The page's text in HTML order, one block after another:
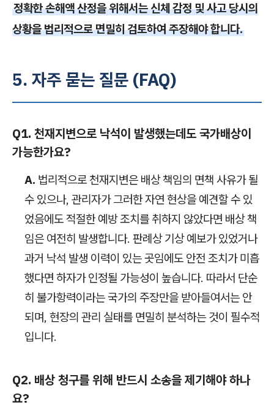
정확한 손해액 산정을 위해서는 신체 감정 및 사고 당시의
상황을 법리적으로 면밀히 검토하여 주장해야 합니다.
5. 자주 묻는 질문 (FAQ)
Q1. 천재지변으로 낙석이 발생했는데도 국가배상이
가능한가요?
A. 법리적으로 천재지변은 배상 책임의 면책 사유가 될
수 있으나, 관리자가 그러한 자연 현상을 예견할 수 있
었음에도 적절한 예방 조치를 취하지 않았다면 배상 책
임은 여전히 발생합니다. 판례상 기상 예보가 있었거나
과거 낙석 발생 이력이 있는 곳임에도 안전 조치가 미흡
했다면 하자가 인정될 가능성이 높습니다. 따라서 단순
히 불가항력이라는 국가의 주장만을 받아들여서는 안
되며, 현장의 관리 실태를 면밀히 분석하는 것이 필수적
입니다.
Q2. 배상 청구를 위해 반드시 소송을 제기해야 하나
요?